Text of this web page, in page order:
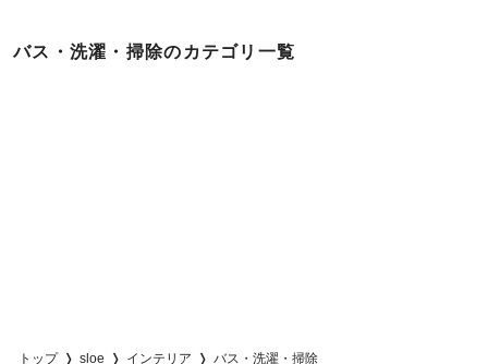
バス・洗濯・掃除のカテゴリ一覧
トップ sloe インテリア バス・洗濯・掃除